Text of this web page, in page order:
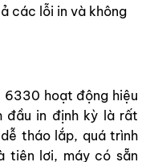
các lỗi in và không
hoạt động hiệu
đầu in định kỳ là rất
tháo lắp, quá trình
tiện lợi, máy có sẵn